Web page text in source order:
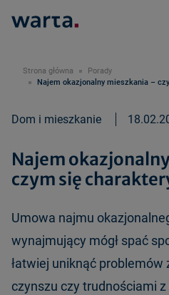
Strona główna
Porady
Najem okazjonalny mieszkania –
Dom i mieszkanie
Najem
czym się
Umowa najmu
wynajmujący mógł spać
łatwiej uniknąć problemów
czynszu czy trudnościami